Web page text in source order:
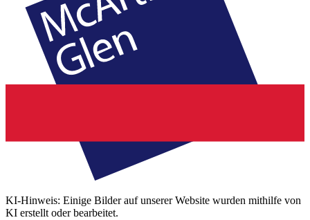
KI-Hinweis: Einige Bilder auf unserer Website wurden mithilfe von
KI erstellt oder bearbeitet.